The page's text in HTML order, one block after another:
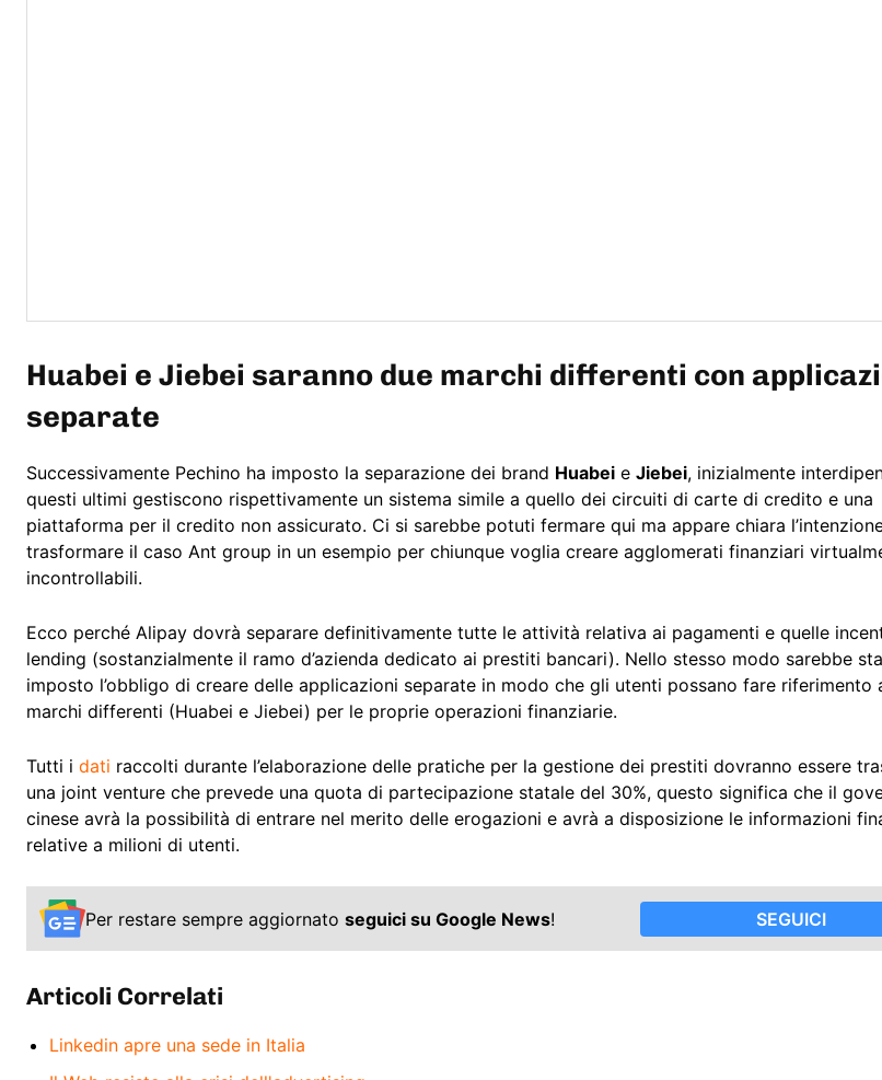
Huabei e Jiebei saranno due marchi differenti con
separate
Successivamente Pechino ha imposto la separazione dei brand Huabei e Jiebei, inizialmente
questi ultimi gestiscono rispettivamente un sistema simile a quello dei circuiti di carte di credito e una
piattaforma per il credito non assicurato. Ci si sarebbe potuti fermare qui ma appare chiara
trasformare il caso Ant group in un esempio per chiunque voglia creare agglomerati finanziari
incontrollabili.
Ecco perché Alipay dovrà separare definitivamente tutte le attività relativa ai pagamenti e quelle
lending (sostanzialmente il ramo d’azienda dedicato ai prestiti bancari). Nello stesso modo sarebbe
imposto l’obbligo di creare delle applicazioni separate in modo che gli utenti possano fare riferimento
marchi differenti (Huabei e Jiebei) per le proprie operazioni finanziarie.
Tutti i dati raccolti durante l’elaborazione delle pratiche per la gestione dei prestiti dovranno essere
una joint venture che prevede una quota di partecipazione statale del 30%, questo significa che il
cinese avrà la possibilità di entrare nel merito delle erogazioni e avrà a disposizione le informazioni
relative a milioni di utenti.
Per restare sempre aggiornato seguici su Google News! SEGUICI
Articoli Correlati
Linkedin apre una sede in Italia